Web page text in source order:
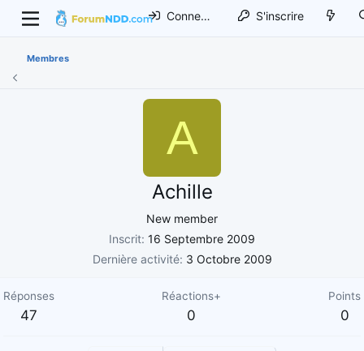
Connexion S'inscrire
Membres
A
Achille
New member
Inscrit 16 Septembre 2009
Dernière activité 3 Octobre 2009
Réponses
47
Réactions+
0
Points
0